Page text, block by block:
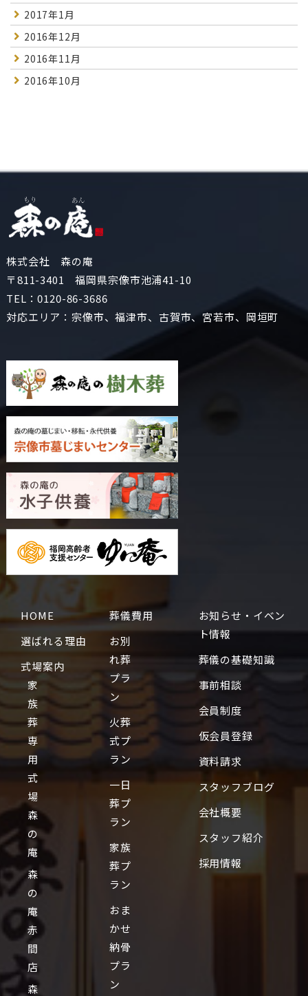
2017年1月
2016年12月
2016年11月
2016年10月
株式会社 森の庵
〒811-3401 福岡県宗像市池浦41-10
TEL：0120-86-3686
対応エリア：宗像市、福津市、古賀市、宮若市、岡垣町
HOME
選ばれる理由
式場案内
家
族
葬
専
用
式
場
森
の
庵
森
の
庵
赤
間
店
森
葬儀費用
お別
れ葬
プラ
ン
火葬
式プ
ラン
一日
葬プ
ラン
家族
葬プ
ラン
おま
かせ
納骨
プラ
ン
お知らせ・イベン
ト情報
葬儀の基礎知識
事前相談
会員制度
仮会員登録
資料請求
スタッフブログ
会社概要
スタッフ紹介
採用情報